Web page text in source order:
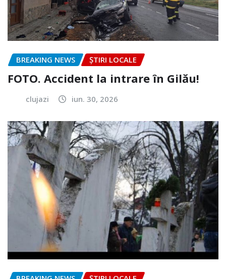
BREAKING NEWS ȘTIRI LOCALE
FOTO. Accident la intrare în Gilău!
clujazi iun. 30, 2026